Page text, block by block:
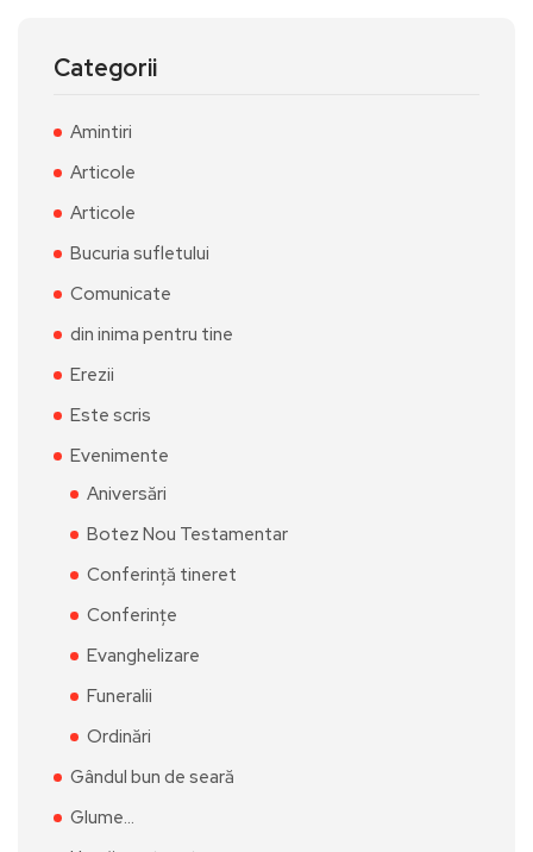
Categorii
Amintiri
Articole
Articole
Bucuria sufletului
Comunicate
din inima pentru tine
Erezii
Este scris
Evenimente
Aniversări
Botez Nou Testamentar
Conferință tineret
Conferințe
Evanghelizare
Funeralii
Ordinări
Gândul bun de seară
Glume…